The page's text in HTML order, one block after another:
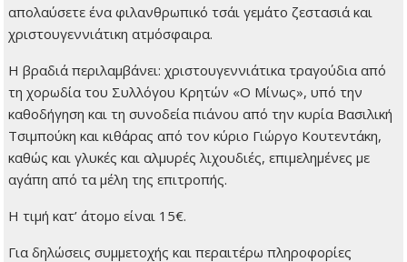
απολαύσετε ένα φιλανθρωπικό τσάι γεμάτο ζεστασιά και
χριστουγεννιάτικη ατμόσφαιρα.
Η βραδιά περιλαμβάνει: χριστουγεννιάτικα τραγούδια από
τη χορωδία του Συλλόγου Κρητών «Ο Μίνως», υπό την
καθοδήγηση και τη συνοδεία πιάνου από την κυρία Βασιλική
Τσιμπούκη και κιθάρας από τον κύριο Γιώργο Κουτεντάκη,
καθώς και γλυκές και αλμυρές λιχουδιές, επιμελημένες με
αγάπη από τα μέλη της επιτροπής.
Η τιμή κατ’ άτομο είναι 15€.
Για δηλώσεις συμμετοχής και περαιτέρω πληροφορίες